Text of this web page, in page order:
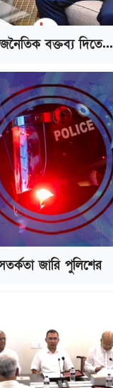
বক্তব্য দিতে...
জারি পুলিশের